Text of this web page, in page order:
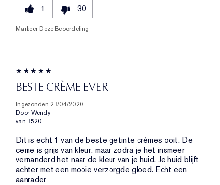
1 30
Markeer Deze Beoordeling
BESTE CRÈME EVER
Ingezonden 23/04/2020
Door Wendy
van 3520
Dit is echt 1 van de beste getinte crèmes ooit. De
ceme is grijs van kleur, maar zodra je het insmeer
vernanderd het naar de kleur van je huid. Je huid blijft
achter met een mooie verzorgde gloed. Echt een
aanrader